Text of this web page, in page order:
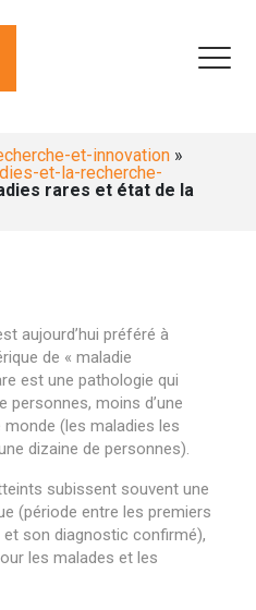
et-innovation »
et-la-recherche-
rares et état de la
aujourd’hui préféré à
de « maladie
est une pathologie qui
personnes, moins d’une
(les maladies les
dizaine de personnes).
subissent souvent une
(période entre les premiers
et son diagnostic confirmé),
les malades et les